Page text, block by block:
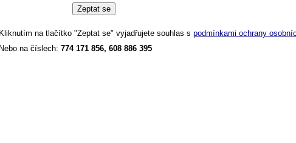
Kliknutím na tlačítko "Zeptat se" vyjadřujete souhlas s podmínkami ochrany
Nebo na číslech: 774 171 856, 608 886 395